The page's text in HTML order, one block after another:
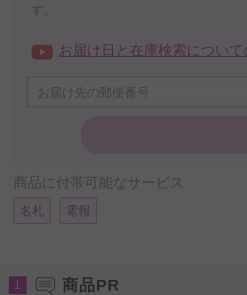
す。
お届け日と在庫検索につい
商品に付帯可能なサービス
名札 電報
1 商品PR